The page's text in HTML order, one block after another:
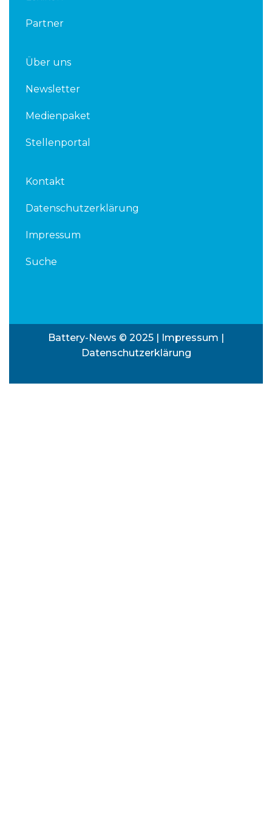
Partner
Über uns
Newsletter
Medienpaket
Stellenportal
Kontakt
Datenschutzerklärung
Impressum
Suche
Battery-News © 2025 | Impressum
Datenschutzerklärung